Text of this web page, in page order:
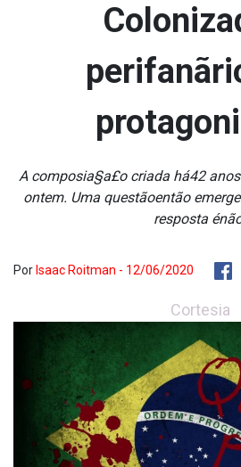
A composia§a£o criada há42
ontem. Uma questãoentão
resposta
Por Isaac Roitman - 12/06/2020
Cortesia